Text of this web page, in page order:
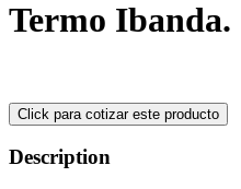
Termo Ibanda.
Description